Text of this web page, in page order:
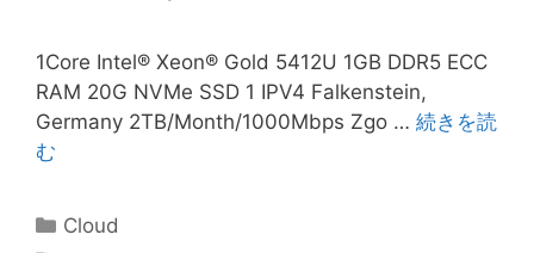
1Core Intel® Xeon® Gold 5412U 1GB DDR5 ECC
RAM 20G NVMe SSD 1 IPV4 Falkenstein,
Germany 2TB/Month/1000Mbps Zgo … 続きを読
む
カ
Cloud